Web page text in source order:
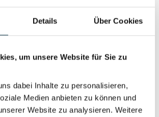
Details Über Cookies
um unsere Website für Sie zu
dabei Inhalte zu personalisieren,
Medien anbieten zu können und
Website zu analysieren. Weitere
Unternehmensprofil
anfragen